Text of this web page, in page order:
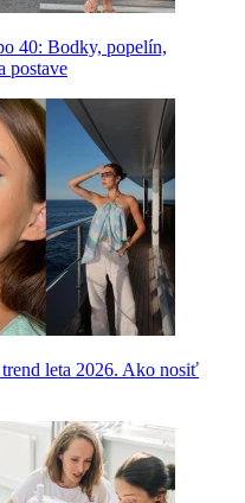
40: Bodky, popelín,
postave
leta 2026. Ako nosiť